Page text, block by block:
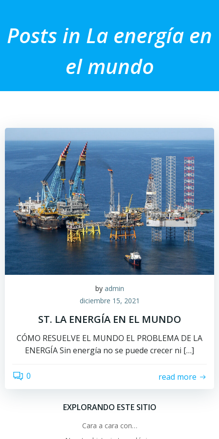
Posts in La energía en
el mundo
by admin
diciembre 15, 2021
ST. LA ENERGÍA EN EL MUNDO
CÓMO RESUELVE EL MUNDO EL PROBLEMA DE LA
ENERGÍA Sin energía no se puede crecer ni […]
0 read more
EXPLORANDO ESTE SITIO
Cara a cara con…